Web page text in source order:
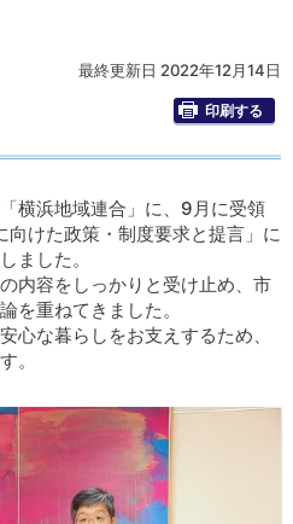
最終更新日 2022年12月14日
印刷する
横浜地域連合」に、9月に受領
けた政策・制度要求と提言」に
ました。
内容をしっかりと受け止め、市
を重ねてきました。
心な暮らしをお支えするため、
。